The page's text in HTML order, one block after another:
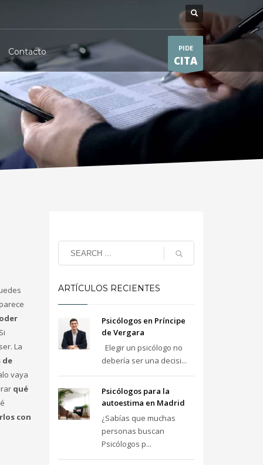
Contacto PIDE
CITA
La
de
vaya
qué
con
ARTÍCULOS RECIENTES
Psicólogos en Príncipe
de Vergara
Elegir un psicólogo no
debería ser una decisi...
Psicólogos para la
autoestima en Madrid
¿Sabías que muchas
personas buscan
Psicólogos p...